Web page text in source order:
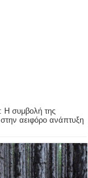
Η συμβολή της
αειφόρο ανάπτυξη